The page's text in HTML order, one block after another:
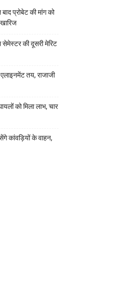
प्रोबेट की मांग को
की दूसरी मेरिट
तय, राजाजी
को मिला लाभ, चार
कांवड़ियों के वाहन,